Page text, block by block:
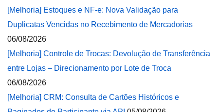
[Melhoria] Estoques e NF-e: Nova Validação para
Duplicatas Vencidas no Recebimento de Mercadorias
06/08/2026
[Melhoria] Controle de Trocas: Devolução de Transferência
entre Lojas – Direcionamento por Lote de Troca
06/08/2026
[Melhoria] CRM: Consulta de Cartões Históricos e